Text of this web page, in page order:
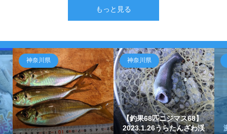
もっと見る
神奈川県 神奈川県
【釣果68匹ニジマス68】
2023.1.26うらたんざわ渓